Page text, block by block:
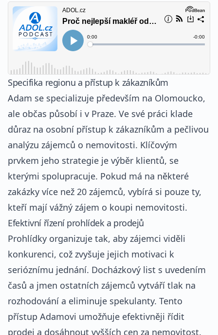
Specifika regionu a přístup k zákazníkům
Adam se specializuje především na Olomoucko,
ale občas působí i v Praze. Ve své práci klade
důraz na osobní přístup k zákazníkům a pečlivou
analýzu zájemců o nemovitosti. Klíčovým
prvkem jeho strategie je výběr klientů, se
kterými spolupracuje. Pokud má na některé
zakázky více než 20 zájemců, vybírá si pouze ty,
kteří mají vážný zájem o koupi nemovitosti.
Efektivní řízení prohlídek a prodejů
Prohlídky organizuje tak, aby zájemci viděli
konkurenci, což zvyšuje jejich motivaci k
serióznímu jednání. Docházkový list s uvedením
časů a jmen ostatních zájemců vytváří tlak na
rozhodování a eliminuje spekulanty. Tento
přístup Adamovi umožňuje efektivněji řídit
prodej a dosáhnout vyšších cen za nemovitost.